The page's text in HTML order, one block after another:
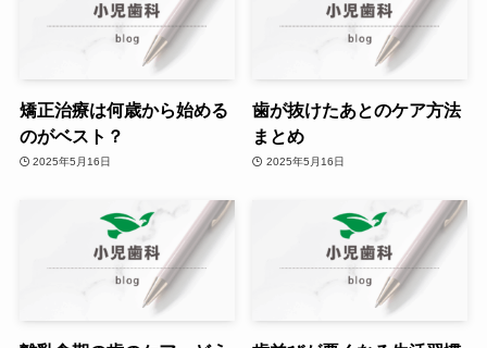
矯正治療は何歳から始める
のがベスト？
2025年5月16日
歯が抜けたあとのケア方法
まとめ
2025年5月16日